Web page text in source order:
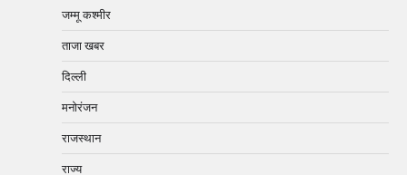
जम्मू कश्मीर
ताजा खबर
दिल्ली
मनोरंजन
राजस्थान
राज्य